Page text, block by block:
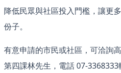
降低民眾與社區投入門檻，讓更
份子。
有意申請的市民或社區，可洽詢
第四課林先生，電話 07-